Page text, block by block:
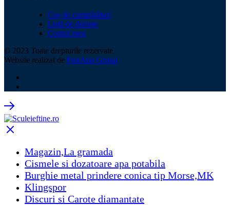
Coș de cumpărături
Listă de dorințe
Contul meu
© 2023 Toate drepturile rezervate.
Website realizat de FastApp Group
Magazin,La gramada
Cismele si dozatoare apa potabila
Burghie metal prindere conica tip Morse,MK
Klingspor
Discuri si Carote diamantate